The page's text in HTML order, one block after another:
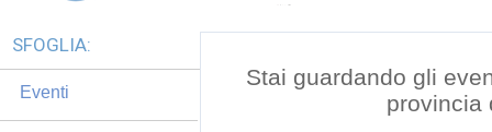
Stai guardando gli
provincia
SFOGLIA:
Eventi